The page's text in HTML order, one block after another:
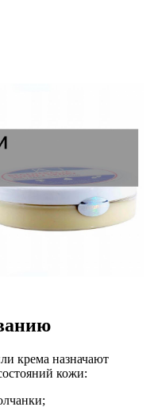
крема назначают
кожи: